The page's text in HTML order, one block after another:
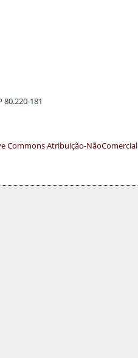
80.220-181
Commons Atribuição-